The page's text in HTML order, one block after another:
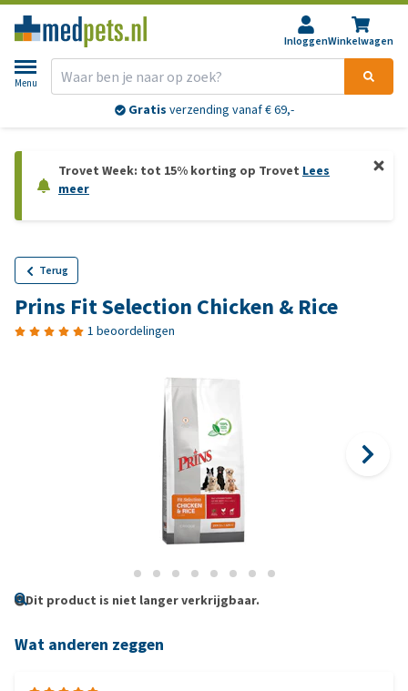
InloggenWinkelwagen
Menu
Gratis verzending vanaf € 69,-
Trovet Week: tot 15% korting op Trovet Lees
meer
Terug
Prins Fit Selection Chicken & Rice
1 beoordelingen
Dit product is niet langer verkrijgbaar.
Wat anderen zeggen